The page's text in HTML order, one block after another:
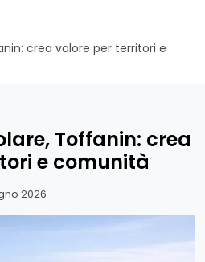
crea valore per territori e
Toffanin: crea
e comunità
2026